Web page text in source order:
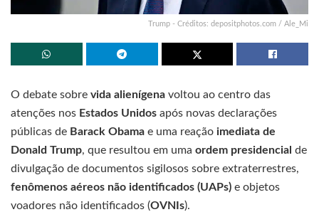
Trump - Créditos: depositphotos.com / Ale_Mi
O debate sobre vida alienígena voltou ao centro das
atenções nos Estados Unidos após novas declarações
públicas de Barack Obama e uma reação imediata de
Donald Trump, que resultou em uma ordem presidencial de
divulgação de documentos sigilosos sobre extraterrestres,
fenômenos aéreos não identificados (UAPs) e objetos
voadores não identificados (OVNIs).